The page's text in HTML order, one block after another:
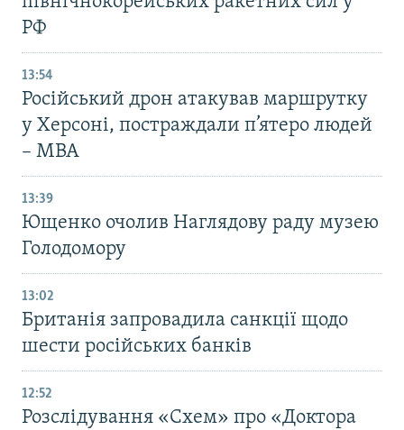
РФ
13:54
Російський дрон атакував маршрутку
у Херсоні, постраждали п’ятеро людей
– МВА
13:39
Ющенко очолив Наглядову раду музею
Голодомору
13:02
Британія запровадила санкції щодо
шести російських банків
12:52
Розслідування «Схем» про «Доктора